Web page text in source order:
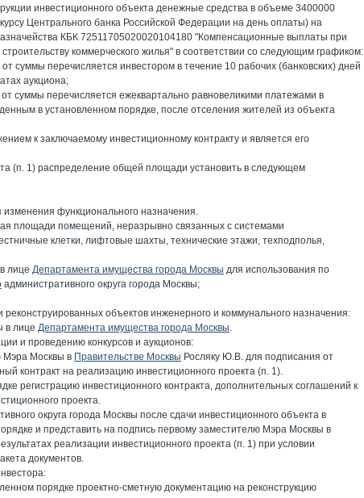
инвестиционного объекта денежные средства в объеме 3400000
Центрального банка Российской Федерации на день оплаты) на
КБК 72511705020020104180 "Компенсационные выплаты при
коммерческого жилья" в соответствии со следующим графиком:
суммы перечисляется инвестором в течение 10 рабочих (банковских) дней
аукциона;
суммы перечисляется ежеквартально равновеликими платежами в
в установленном порядке, после отселения жителей из объекта
к заключаемому инвестиционному контракту и является его
(п. 1) распределение общей площади установить в следующем
изменения функционального назначения.
площади помещений, неразрывно связанных с системами
клетки, лифтовые шахты, технические этажи, техподполья,
лице Департамента имущества города Москвы для использования по
административного округа города Москвы;
объектов инженерного и коммунального назначения:
в лице Департамента имущества города Москвы.
и проведению конкурсов и аукционов:
Мэра Москвы в Правительстве Москвы Росляку Ю.В. для подписания от
контракт на реализацию инвестиционного проекта (п. 1).
регистрацию инвестиционного контракта, дополнительных соглашений к
проекта.
округа города Москвы после сдачи инвестиционного объекта в
и представить на подпись первому заместителю Мэра Москвы в
реализации инвестиционного проекта (п. 1) при условии
документов.
порядке проектно-сметную документацию на реконструкцию